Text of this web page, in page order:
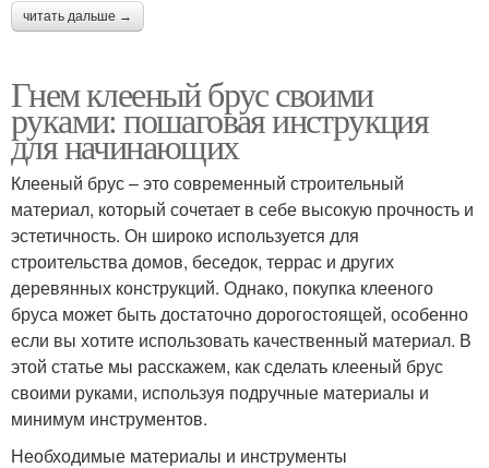
читать дальше →
Гнем клееный брус своими
руками: пошаговая инструкция
для начинающих
Клееный брус – это современный строительный
материал, который сочетает в себе высокую прочность и
эстетичность. Он широко используется для
строительства домов, беседок, террас и других
деревянных конструкций. Однако, покупка клееного
бруса может быть достаточно дорогостоящей, особенно
если вы хотите использовать качественный материал. В
этой статье мы расскажем, как сделать клееный брус
своими руками, используя подручные материалы и
минимум инструментов.
Необходимые материалы и инструменты